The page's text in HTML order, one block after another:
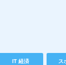
IT 経済 ス